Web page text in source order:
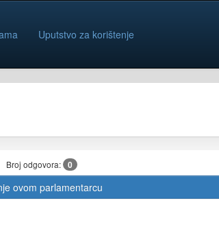
Uputstvo za korištenje
Broj odgovora: 0
ovom parlamentarcu